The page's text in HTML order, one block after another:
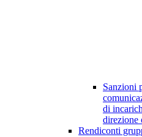
Sanzioni
di
direzione
Rendiconti